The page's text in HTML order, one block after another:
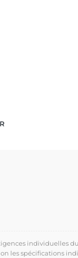
les spécifications